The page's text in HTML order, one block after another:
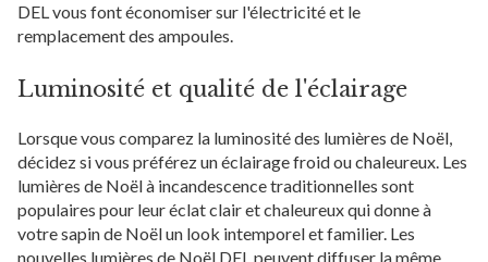
DEL vous font économiser sur l'électricité et le
remplacement des ampoules.
Luminosité et qualité de l'éclairage
Lorsque vous comparez la luminosité des lumières de Noël,
décidez si vous préférez un éclairage froid ou chaleureux. Les
lumières de Noël à incandescence traditionnelles sont
populaires pour leur éclat clair et chaleureux qui donne à
votre sapin de Noël un look intemporel et familier. Les
nouvelles lumières de Noël DEL peuvent diffuser la même